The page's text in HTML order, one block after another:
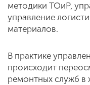
методики ТОиР,
управление
материалов.
В практике
происходит
ремонтных служб в